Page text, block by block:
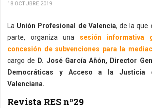
18 OCTUBRE 2019
La Unión Profesional de Valencia, de la que
parte, organiza una sesión informativa
concesión de subvenciones para la
cargo de D. José García Añón, Director
Democráticas y Acceso a la Justicia
Valenciana.
Revista RES nº29